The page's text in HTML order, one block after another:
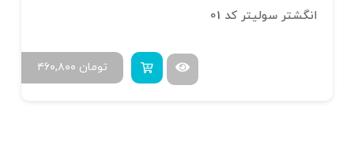
انگشتر سولیتر کد 01
۴۶۰,۸۰۰ تومان